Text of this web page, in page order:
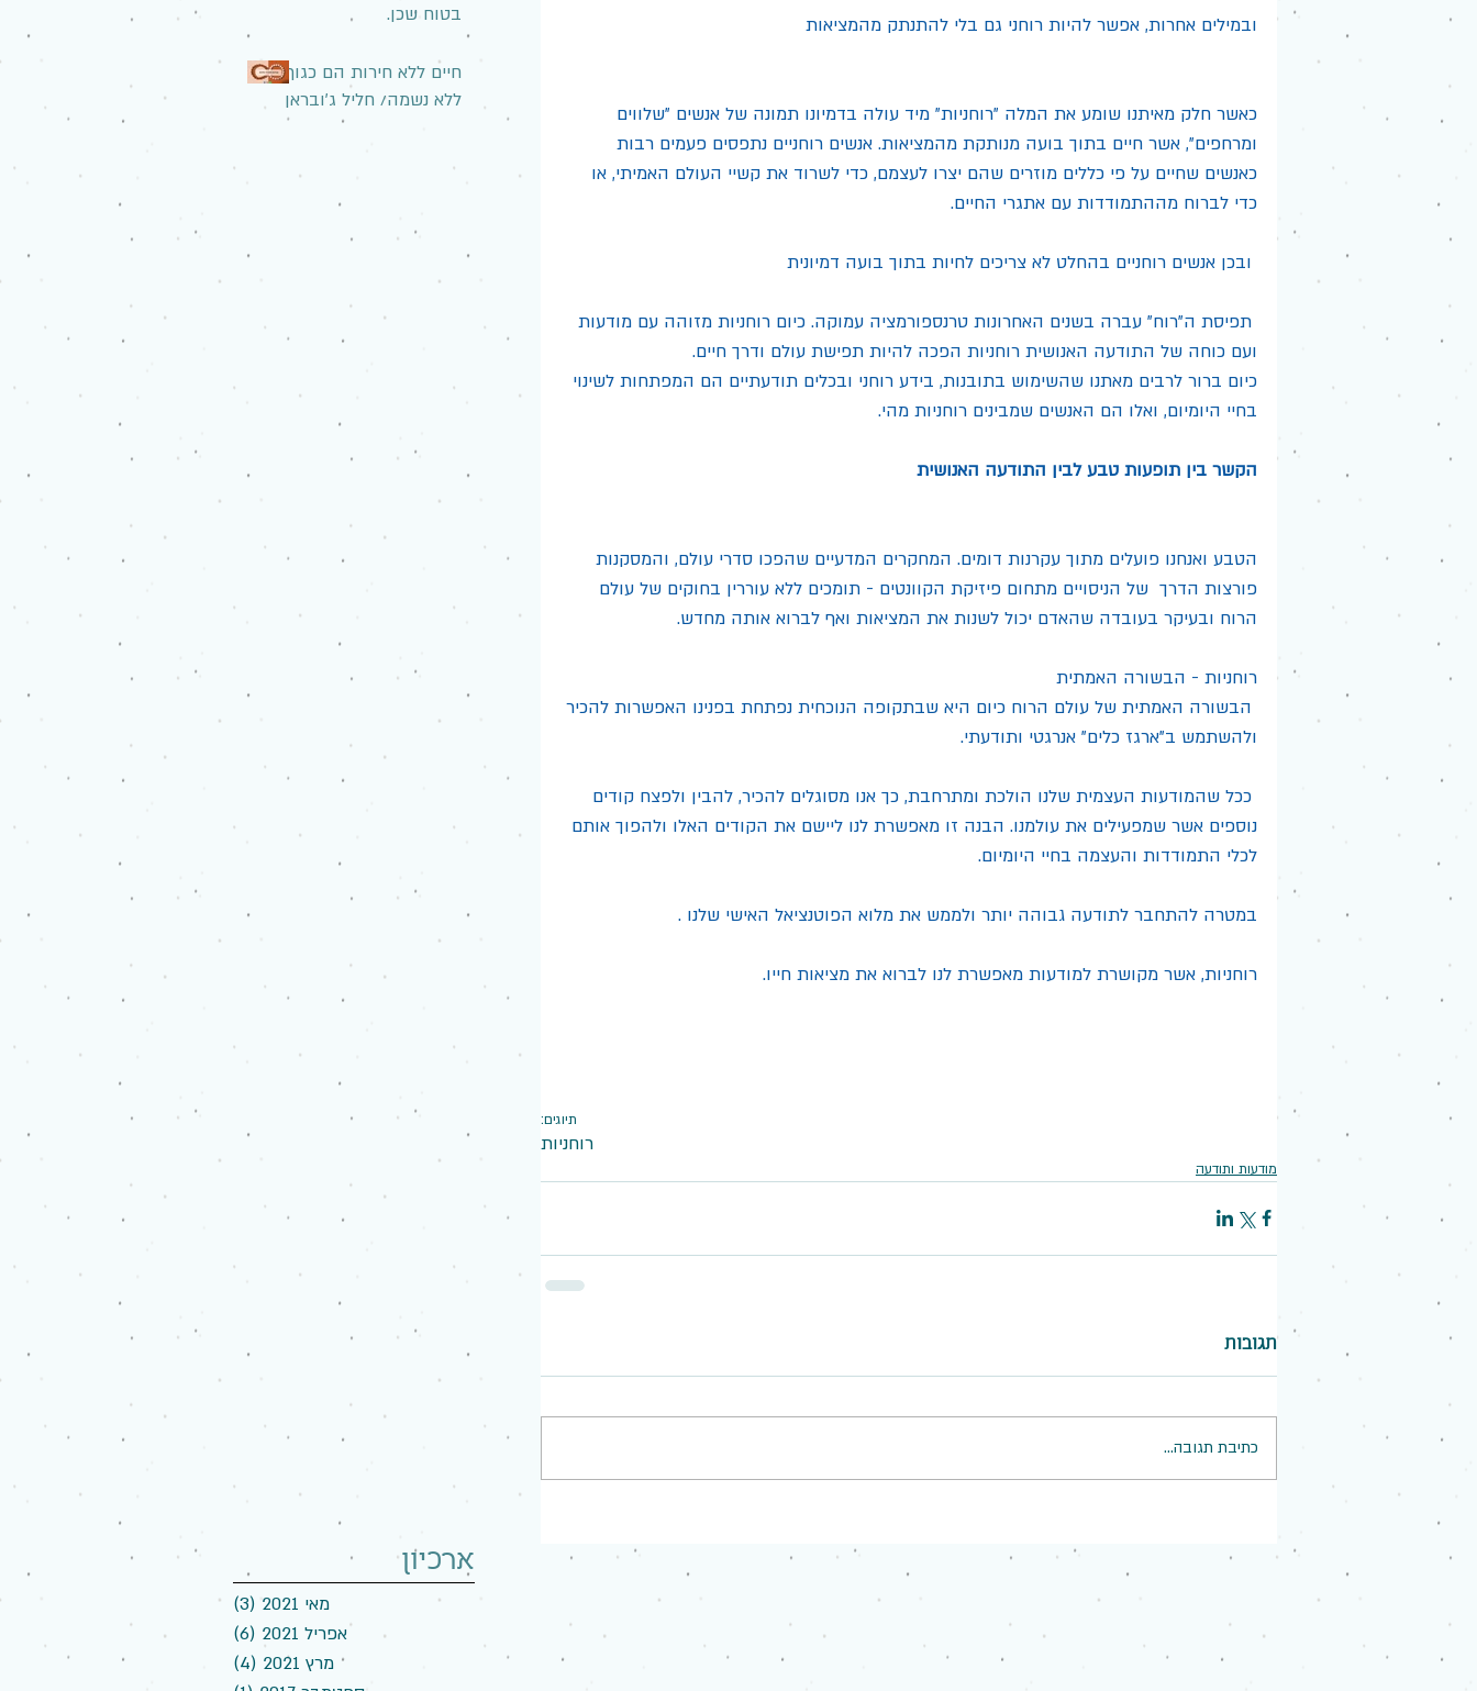
בטוח שכן.
חיים ללא חירות הם כגוף
ללא נשמה/ חליל ג'ובראן
ארכיון
ובמילים אחרות, אפשר להיות רוחני גם בלי להתנתק מהמציאות
כאשר חלק מאיתנו שומע את המלה "רוחניות" מיד עולה בדמיונו תמונה של אנשים "שלווים
ומרחפים", אשר חיים בתוך בועה מנותקת מהמציאות. אנשים רוחניים נתפסים פעמים רבות
כאנשים שחיים על פי כללים מוזרים שהם יצרו לעצמם, כדי לשרוד את קשיי העולם האמיתי, או
כדי לברוח מההתמודדות עם אתגרי החיים.
תפיסת ה"רוח" עברה בשנים האחרונות טרנספורמציה עמוקה. כיום רוחניות מזוהה עם מודעות
ועם כוחה של התודעה האנושית רוחניות הפכה להיות תפישת עולם ודרך חיים.
כיום ברור לרבים מאתנו שהשימוש בתובנות, בידע רוחני ובכלים תודעתיים הם המפתחות לשינוי
בחיי היומיום, ואלו הם האנשים שמבינים רוחניות מהי.
הקשר בין תופעות טבע לבין התודעה האנושית
הטבע ואנחנו פועלים מתוך עקרנות דומים. המחקרים המדעיים שהפכו סדרי עולם, והמסקנות
פורצות הדרך  של הניסויים מתחום פיזיקת הקוונטים - תומכים ללא עוררין בחוקים של עולם
הרוח ובעיקר בעובדה שהאדם יכול לשנות את המציאות ואף לברוא אותה מחדש.
רוחניות - הבשורה האמתית
הבשורה האמתית של עולם הרוח כיום היא שבתקופה הנוכחית נפתחת בפנינו האפשרות להכיר
ולהשתמש ב"ארגז כלים" אנרגטי ותודעתי.
ככל שהמודעות העצמית שלנו הולכת ומתרחבת, כך אנו מסוגלים להכיר, להבין ולפצח קודים
נוספים אשר שמפעילים את עולמנו. הבנה זו מאפשרת לנו ליישם את הקודים האלו ולהפוך אותם
לכלי התמודדות והעצמה בחיי היומיום.
במטרה להתחבר לתודעה גבוהה יותר ולממש את מלוא הפוטנציאל האישי שלנו .
רוחניות, אשר מקושרת למודעות מאפשרת לנו לברוא את מציאות חייו.
תיוגים:
רוחניות
מודעות ותודעה
תגובות
כתיבת תגובה...
מאי 2021 (3)
אפריל 2021
(6)
מרץ 2021
(4)